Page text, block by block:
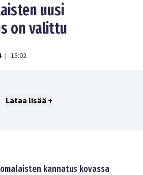
uusi
on valittu
| 15:02
Lataa lisää +
kannatus kovassa